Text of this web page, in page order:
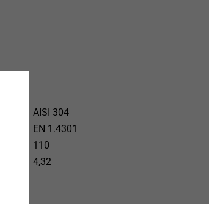
AISI 304
EN 1.4301
110
4,32